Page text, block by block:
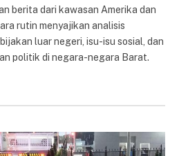
berita dari kawasan Amerika dan
rutin menyajikan analisis
luar negeri, isu-isu sosial, dan
politik di negara-negara Barat.